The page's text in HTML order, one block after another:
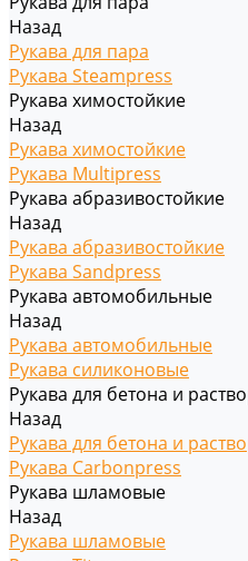
Назад
Рукава для пара
Рукава Steampress
Рукава химостойкие
Назад
Рукава химостойкие
Рукава Multipress
Рукава абразивостойкие
Назад
Рукава абразивостойкие
Рукава Sandpress
Рукава автомобильные
Назад
Рукава автомобильные
Рукава силиконовые
Рукава для бетона и
Назад
Рукава для бетона и
Рукава Carbonpress
Рукава шламовые
Назад
Рукава шламовые